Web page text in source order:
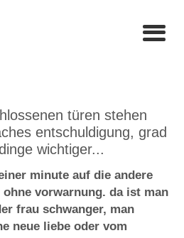
türen stehen
entschuldigung, grad
wichtiger...
minute auf die andere
vorwarnung. da ist man
frau schwanger, man
neue liebe oder vom